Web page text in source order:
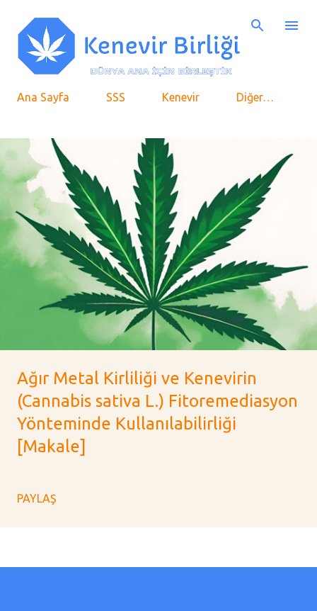
Ana Sayfa SSS Kenevir Diğer…
Ağır Metal Kirliliği ve Kenevirin
(Cannabis sativa L.) Fitoremediasyon
Yönteminde Kullanılabilirliği
[Makale]
PAYLAŞ